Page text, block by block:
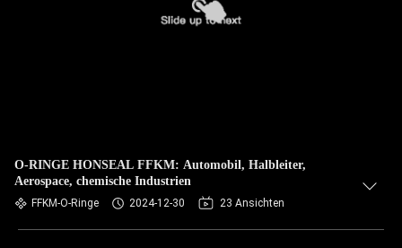
O-RINGE HONSEAL FFKM: Automobil, Halbleiter,
Aerospace, chemische Industrien
FFKM-O-Ringe 2024-12-30 23 Ansichten